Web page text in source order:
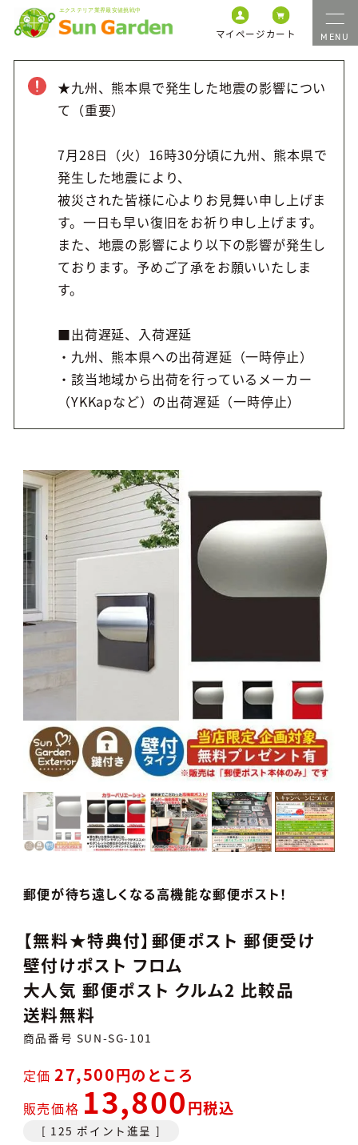
マイページカート
★九州、熊本県で発生した地震の影響につい
て（重要）
7月28日（火）16時30分頃に九州、熊本県で
発生した地震により、
被災された皆様に心よりお見舞い申し上げま
す。一日も早い復旧をお祈り申し上げます。
また、地震の影響により以下の影響が発生し
ております。予めご了承をお願いいたしま
す。
■出荷遅延、入荷遅延
・九州、熊本県への出荷遅延（一時停止）
・該当地域から出荷を行っているメーカー
（YKKapなど）の出荷遅延（一時停止）
郵便が待ち遠しくなる高機能な郵便ポスト！
【無料★特典付】郵便ポスト 郵便受け
壁付けポスト フロム
大人気 郵便ポスト クルム2 比較品
送料無料
商品番号 SUN-SG-101
定価 27,500 のところ
販売価格 13,800 税込
[ 125 ポイント進呈 ]